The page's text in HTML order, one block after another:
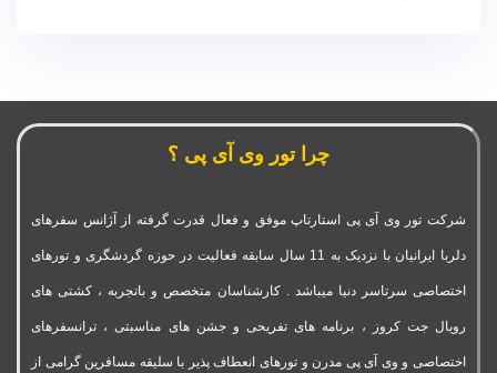
چرا تور وی آی پی ؟
شرکت تور وی آی پی استارتاپ موفق و فعال قدرت گرفته از آژانس سفرهای
دلربا ایرانیان با نزدیک به 11 سال سابقه فعالیت در حوزه گردشگری و تورهای
اختصاصی سرتاسر دنیا میباشد . کارشناسان متخصص و باتجربه ، کشتی های
رویال جت کروز ، برنامه های تفریحی و جشن های مناسبتی ، ترانسفرهای
اختصاصی و وی آی پی مدرن و تورهای انعطاف پذیر با سلیقه مسافرین گرامی از